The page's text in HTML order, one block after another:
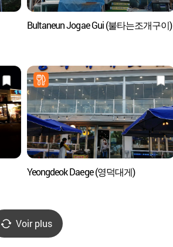
Bultaneun Jogae Gui (불타는조개구이)
Yeongdeok Daege (영덕대게)
Voir plus